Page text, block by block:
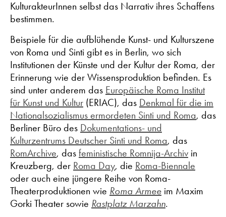
KulturakteurInnen selbst das Narrativ ihres Schaffens
bestimmen.
Beispiele für die aufblühende Kunst- und Kulturszene
von Roma und Sinti gibt es in Berlin, wo sich
Institutionen der Künste und der Kultur der Roma, der
Erinnerung wie der Wissensproduktion befinden. Es
sind unter anderem das Europäische Roma Institut
für Kunst und Kultur (ERIAC), das Denkmal für die im
Nationalsozialismus ermordeten Sinti und Roma, das
Berliner Büro des Dokumentations- und
Kulturzentrums Deutscher Sinti und Roma, das
RomArchive, dasfeministische Romnija-Archiv in
Kreuzberg, der Roma Day, die Roma-Biennale
oder auch eine jüngere Reihe von Roma-
Theaterproduktionen wie Roma Armee im Maxim
Gorki Theater sowie Rastplatz Marzahn.